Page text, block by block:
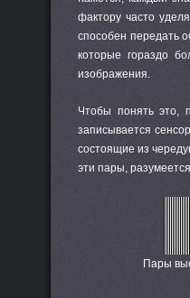
фактору часто
способен передать
которые гораздо
изображения.
Чтобы понять это,
записывается
состоящие из
эти пары,
Пары